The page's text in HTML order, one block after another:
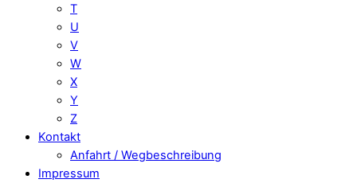
T
U
V
W
X
Y
Z
Kontakt
Anfahrt / Wegbeschreibung
Impressum